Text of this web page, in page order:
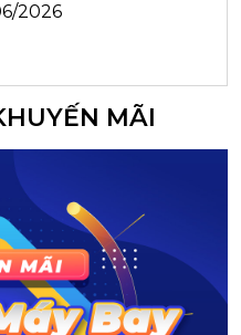
2026
MÃI